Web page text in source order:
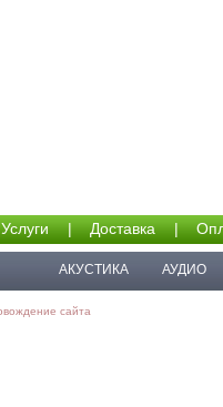
Услуги | Доставка |
АКУСТИКА АУДИО
сайта